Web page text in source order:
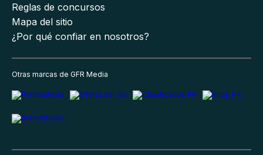
Reglas de concursos
Mapa del sitio
¿Por qué confiar en nosotros?
Otras marcas de GFR Media